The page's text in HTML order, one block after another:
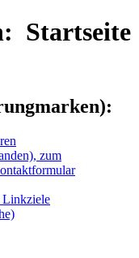
Startseite
zum
Linkziele